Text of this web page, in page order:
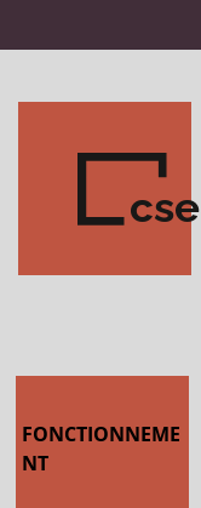
cse
FONCTIONNEME
NT